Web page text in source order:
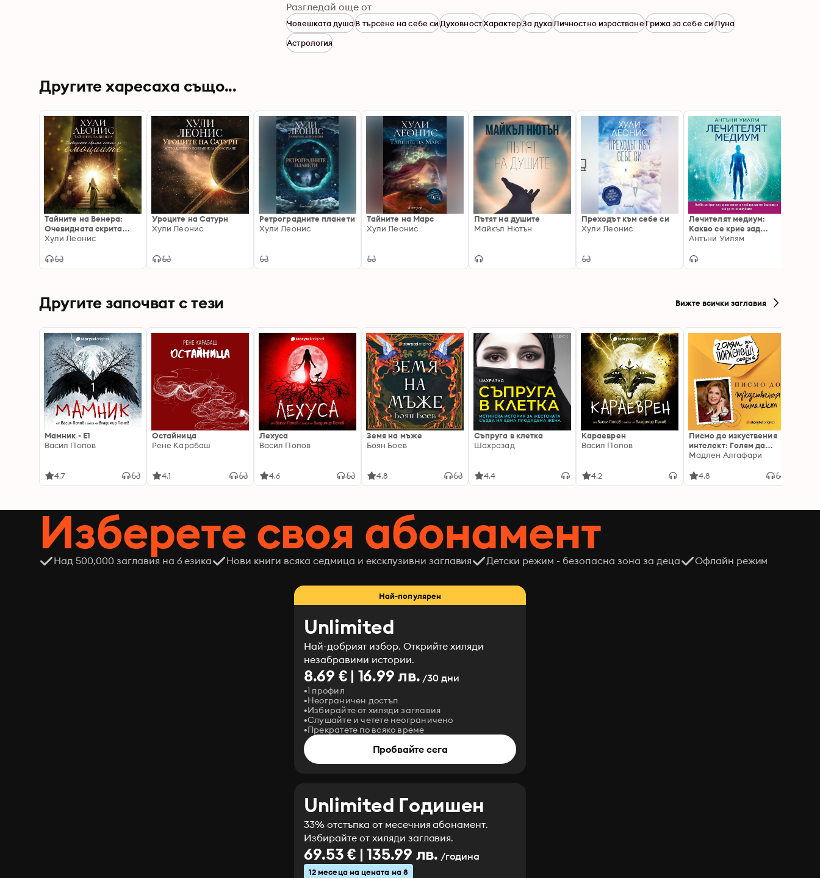
Разгледай още от
Човешката душаВ търсене на себе сиДуховностХарактерЗа духаЛичностно израстванеГрижа за себе сиЛуна
Астрология
Другите харесаха също...
Тайните на Венера:
Очевидната скрита
истина за емоциите
Хули Леонис
Уроците на Сатурн
Хули Леонис
Ретроградните планети
Хули Леонис
Тайните на Марс
Хули Леонис
Пътят на душите
Майкъл Нютън
Преходът към себе си
Хули Леонис
Лечителят медиум:
Какво се крие зад
хроничните и
как да се излекуваме
Антъни Уилям
Другите започват с тези Вижте всички заглавия
Мамник - E1
Васил Попов
4.7
Остайница
Рене Карабаш
4.1
Лехуса
Васил Попов
4.6
Земя на мъже
Боян Боев
4.8
Съпруга в клетка
Шахразад
4.4
Караеврен
Васил Попов
4.2
Писмо до изкуствения
интелект: Голям да
пораснеш S06E01
Мадлен Алгафари
4.8
Изберете своя абонамент
Над 500,000 заглавия на 6 езика Нови книги всяка седмица и ексклузивни заглавия Детски режим - безопасна зона за деца Офлайн режим
Най-популярен
Unlimited
Най-добрият избор. Открийте хиляди
незабравими истории.
8.69 € | 16.99 лв. /30 дни
1 профил
Неограничен достъп
Избирайте от хиляди заглавия
Слушайте и четете неограничено
Прекратете по всяко време
Пробвайте сега
Unlimited Годишен
33% отстъпка от месечния абонамент.
Избирайте от хиляди заглавия.
69.53 € | 135.99 лв. /година
12 месеца на цената на 8